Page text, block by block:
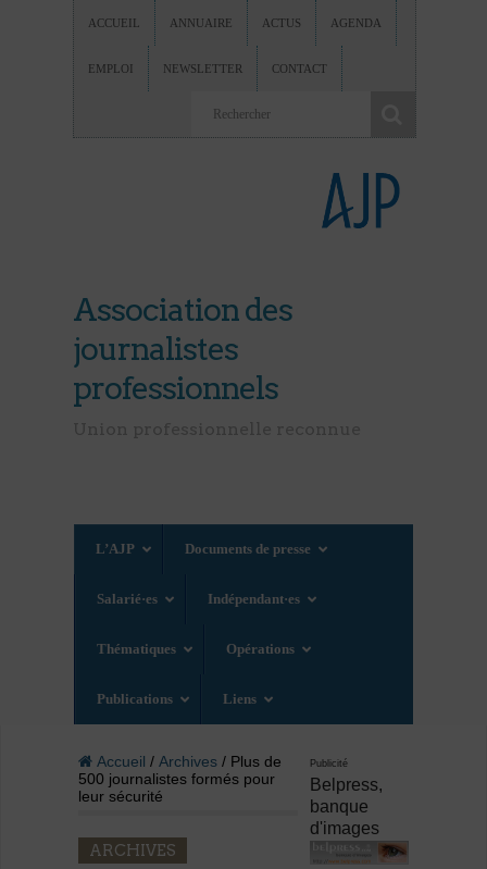
ACCUEIL ANNUAIRE ACTUS AGENDA
EMPLOI NEWSLETTER CONTACT
Association des
journalistes
professionnels
L’AJP Documents de presse
Salarié·es Indépendant·es
Thématiques Opérations
Publications Liens
Accueil / Archives/ Plus de
500 journalistes formés pour
leur sécurité
ARCHIVES
Publicité
Belpress,
banque
d'images